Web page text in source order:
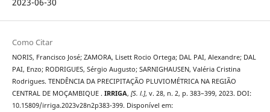
Como Citar
NORIS, Francisco José; ZAMORA, Lisett Rocio Ortega; DAL PAI, Alexandre; DAL
PAI, Enzo; RODRIGUES, Sérgio Augusto; SARNIGHAUSEN, Valéria Cristina
Rodrigues. TENDÊNCIA DA PRECIPITAÇÃO PLUVIOMÉTRICA NA REGIÃO
CENTRAL DE MOÇAMBIQUE . IRRIGA, [S. l.], v. 28, n. 2, p. 383–399, 2023. DOI:
10.15809/irriga.2023v28n2p383-399. Disponível em: